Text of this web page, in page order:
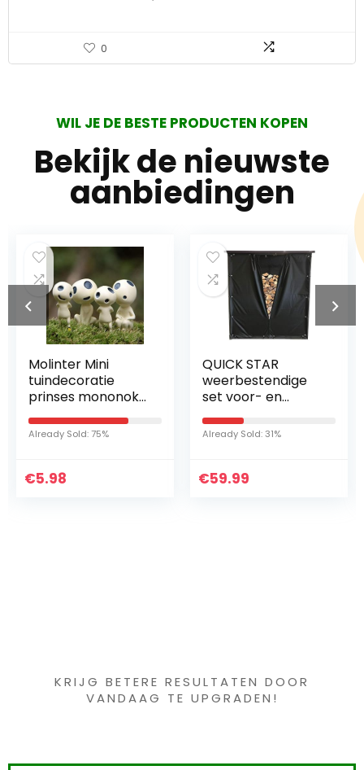
0
WIL JE DE BESTE PRODUCTEN KOPEN
Bekijk de nieuwste
aanbiedingen
QUICK STAR
weerbestendige
set voor- en
achterwand voor
haardhouten
onderstel XXL 185 x
zwart
Already Sold: 31%
€59.99
Worx WG584E.9
bladblazer –
professionele
bladblazer met 3-
versnellingen
bediening – tot 145
luchtsnelheid…
Already Sold: 71%
€139.00
KRIJG BETERE RESULTATEN DOOR
VANDAAG TE UPGRADEN!